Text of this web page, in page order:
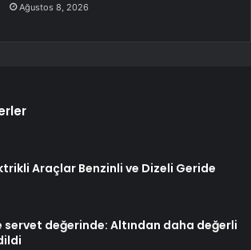
Ağustos 8, 2026
Araçlar Benzinli ve Dizeli Geride
servet değerinde: Altından daha değerli